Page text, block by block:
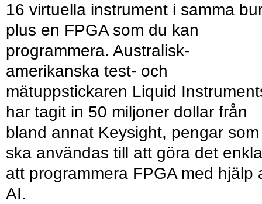
16 virtuella instrument i samma
plus en FPGA som du kan
programmera. Australisk-
amerikanska test- och
mätuppstickaren Liquid
har tagit in 50 miljoner dollar från
bland annat Keysight, pengar som
ska användas till att göra det
att programmera FPGA med hjälp
AI.